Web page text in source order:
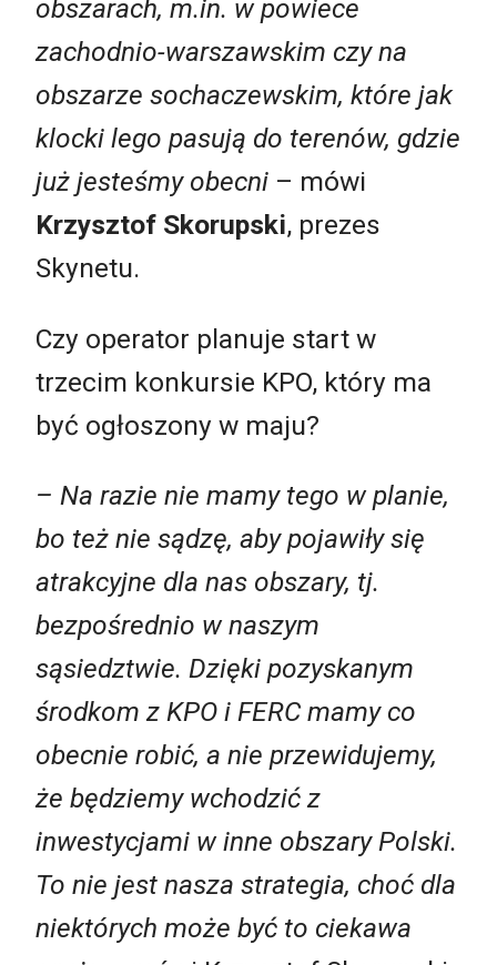
obszarach, m.in. w powiece
zachodnio-warszawskim czy na
obszarze sochaczewskim, które jak
klocki lego pasują do terenów, gdzie
już jesteśmy obecni – mówi
Krzysztof Skorupski, prezes
Skynetu.
Czy operator planuje start w
trzecim konkursie KPO, który ma
być ogłoszony w maju?
– Na razie nie mamy tego w planie,
bo też nie sądzę, aby pojawiły się
atrakcyjne dla nas obszary, tj.
bezpośrednio w naszym
sąsiedztwie. Dzięki pozyskanym
środkom z KPO i FERC mamy co
obecnie robić, a nie przewidujemy,
że będziemy wchodzić z
inwestycjami w inne obszary Polski.
To nie jest nasza strategia, choć dla
niektórych może być to ciekawa